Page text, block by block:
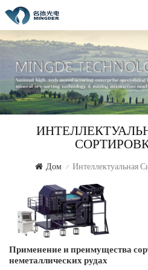
Дом / Интеллектуальная
Применение и преимущества
неметаллических рудах